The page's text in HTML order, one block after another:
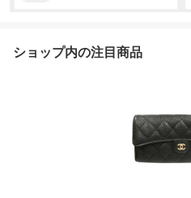
ショップ内の注目商品